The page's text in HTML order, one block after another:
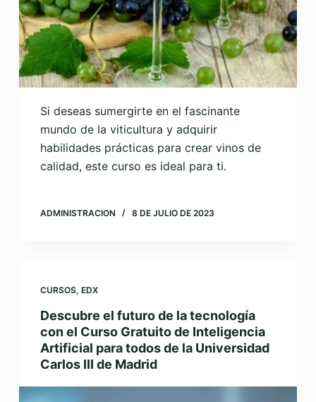
Si deseas sumergirte en el fascinante
mundo de la viticultura y adquirir
habilidades prácticas para crear vinos de
calidad, este curso es ideal para ti.
ADMINISTRACION 8 DE JULIO DE 2023
CURSOS, EDX
Descubre el futuro de la tecnología
con el Curso Gratuito de Inteligencia
Artificial para todos de la Universidad
Carlos III de Madrid